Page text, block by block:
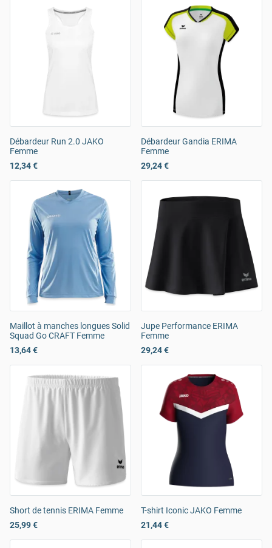
Débardeur Run 2.0 JAKO
Femme
12,34 €
Débardeur Gandia ERIMA
Femme
29,24 €
Maillot à manches longues Solid
Squad Go CRAFT Femme
13,64 €
Jupe Performance ERIMA
Femme
29,24 €
Short de tennis ERIMA Femme
25,99 €
T-shirt Iconic JAKO Femme
21,44 €